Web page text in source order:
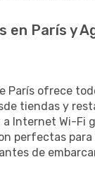
en París y
París ofrece
tiendas y
Internet Wi-Fi
perfectas
de